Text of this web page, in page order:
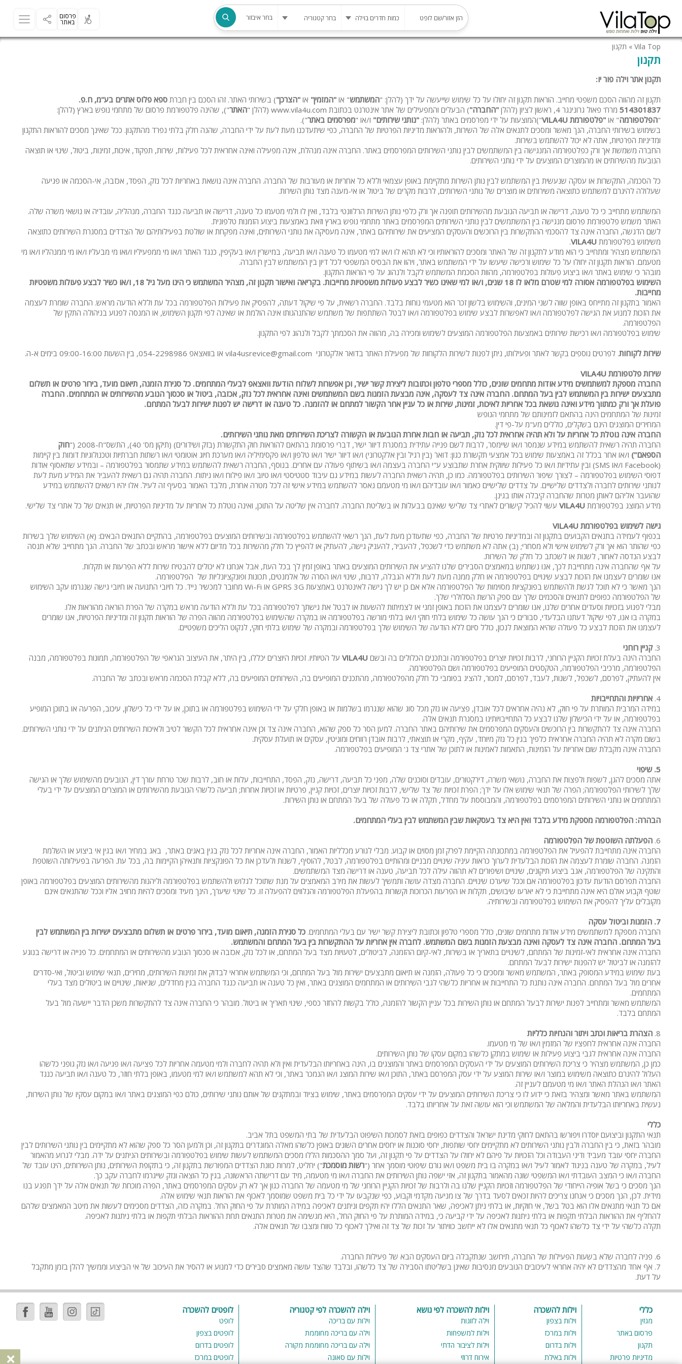
פרסום
באתר
בחר איבזור
בריכה מחוממת
פינת מנגל
סאונה
שולחן סנוקר
פלייסטיישן
Xbox
ארוחת בוקר
שולחן פוקר
מקרן
מסך lcd
מרפסת
משפחות
גדולות
מיטה זוגית
פינת אוכל
wifi
מחירים
בזול
בתי נופש
שולחן פול
הוקי אוויר
שף
נוף
לרכב חשמלי
Vila Top
» תקנון
תקנון
תקנון אתר וילה פור יו:
תקנון זה מהווה הסכם משפטי מחייב. הוראות תקנון זה יחולו על כל שימוש שייעשה על ידך (להלן: "המשתמש" או "המזמין" או "הצרכן") בשירותי האתר. זהו הסכם בין חברת ספא פלוס אתרים בע"מ, ח.פ.
514301837 מרח' פאול גרונינגר 4, ראשון לציון (להלן "החברה") הבעלים והמפעילים של אתר אינטרנט בכתובת www.vila4u.com (להלן " האתר"), שהינה פלטפורמת פרסום של מתחמי נופש בארץ (להלן:
"הפלטפורמה" או "פלטפורמת VILA4U")המוצעות על ידי מפרסמים באתר (להלן: "נותני שירותים" ו/או "מפרסמים באתר").
בשימוש בשירותי החברה, הנך מאשר ומסכים לתנאים אלה של השירות, ולהוראות מדיניות הפרטיות של החברה, כפי שיתעדכנו מעת לעת על ידי החברה, שהנה חלק בלתי נפרד מהתקנון. ככל שאינך מסכים להוראות התקנון
ומדיניות הפרטיות, אתה לא יכול להשתמש בשירות.
החברה משמשת אך ורק כפלטפורמה המנגישה בין המשתמשים לבין נותני השירותים המפרסמים באתר. החברה אינה מנהלת, אינה מפעילה ואינה אחראית לכל פעילות, שירות, תפקוד, איכות, זמינות, ביטול, שינוי או תוצאה
הנובעת מהשירותים או מהמוצרים המוצעים על ידי נותני השירותים.
כל הסכמה, התקשרות או עסקה שנעשית בין המשתמש לבין נותן השירות מתקיימת באופן עצמאי וללא כל אחריות או מעורבות של החברה. החברה אינה נושאת באחריות לכל נזק, הפסד, אכזבה, אי-הסכמה או פגיעה
שעלולה להיגרם למשתמש כתוצאה משירותים או מוצרים של נותני השירותים, לרבות מקרים של ביטול או אי-מענה מצד נותן השירות.
המשתמש מתחייב כי כל טענה, דרישה או תביעה הנובעת מהשירותים תופנה אך ורק כלפי נותן השירות הרלוונטי בלבד, ואין לו ולמי מטעמו כל טענה, דרישה או תביעה כנגד החברה, מנהליה, עובדיה או נושאי משרה שלה.
האתר משמש פלטפורמת פרסום מנגישה בין המשתמשים לבין נותני השירותים המפרסמים באתר מתחמי נופש בארץ וזאת באמצעות ביצוע הזמנות טלפונית.
לשם הדגשה, החברה אינה צד להסכמי ההתקשרות בין הרוכשים והעסקים המציעים את שירותיהם באתר, אינה מעסיקה את נותני השירותים, ואינה מפקחת או שולטת בפעילותיהם של הצדדים במסגרת השירותים כתוצאה
משימוש בפלטפורמת VILA4U
.
המשתמש מצהיר ומתחייב כי הוא מודע לתקנון זה של האתר ומסכים להוראותיו וכי לא תהא לו ו/או למי מטעמו כל טענה ו/או תביעה, במישרין ו/או בעקיפין, כנגד האתר ו/או מי ממפעיליו ו/ואו מי מבעליו ו/או מי ממנהליו ו/או מי
מטעמם. הוראות תקנון זה יחולו על כל שימוש ורכישה שיעשו על ידי המשתמש באתר, ויהוו את הבסיס המשפטי לכל דיון בין המשתמש לבין החברה.
מובהר כי שימוש באתר ו/או ביצוע פעולות בפלטפורמה, מהוות הסכמת המשתמש לקבל ולנהוג על פי הוראות התקנון.
השימוש בפלטפורמה אסורה למי שטרם מלאו לו 18 שנים, ו/או למי שאינו כשיר לבצע פעולות משפטיות מחייבות. בקריאה ואישור תקנון זה, מצהיר המשתמש כי הינו מעל גיל 18, ו/או כשיר לבצע פעולות משפטיות
מחייבות.
האמור בתקנון זה מתייחס באופן שווה לשני המינים, והשימוש בלשון זכר הוא מטעמי נוחות בלבד. החברה רשאית, על פי שיקול דעתה, להפסיק את פעילות הפלטפורמה בכל עת וללא הודעה מראש. החברה שומרת לעצמה
את הזכות למנוע את הגישה לפלטפורמה ו/או לאפשרות לבצע שימוש בפלטפורמה ו/או לבטל השתתפות של משתמש שהתנהגותו אינה הולמת או שאינה לפי תקנון השימוש, או המנסה לפגוע בניהולה התקין של
הפלטפורמה.
שימוש בפלטפורמה ו/או רכישת שירותים באמצעות הפלטפורמה המוצעים לשימוש ומכירה בה, מהווה את הסכמתך לקבל ולנהוג לפי התקנון.
שירות לקוחות. לפרטים נוספים בקשר לאתר ופעילותו, ניתן לפנות לשירות הלקוחות של מפעילת האתר בדואר אלקטרוני vila4usrevice@gmail.com או בוואצאפ 054-2298986, בין השעות 09:00-16:00 בימים א-ה.
שירות פלטפורמת VILA4U
החברה מספקת למשתמשים מידע אודות מתחמים שונים, כולל מספרי טלפון וכתובות ליצירת קשר ישיר, וכן אפשרות לשלוח הודעת וואצאפ לבעלי המתחמים. כל סגירת הזמנה, תיאום מועד, בירור פרטים או תשלום
מתבצעים ישירות בין המשתמש לבין בעל המתחם. החברה אינה צד לעסקה, אינה מבצעת הזמנות בשם המשתמשים ואינה אחראית לכל נזק, אכזבה, ביטול או סכסוך הנובע מהשירותים או המתחמים. החברה
פועלת אך ורק כמתווך מידע ואינה נושאת בכל אחריות לאיכות, זמינות, שירות או כל עניין אחר הקשור למתחם או להזמנה. כל טענה או דרישה יש לפנות ישירות לבעל המתחם.
זמינות של המתחמים הינה בהתאם לזמינותם של מתחמי הנופש
המחירים המוצגים הינם בשקלים, כוללים מע"מ על-פי דין.
החברה אינה נוטלת כל אחריות על ולא תהיה אחראית לכל נזק, תביעה או חבות אחרת הנובעת או הקשורה לצריכת השירותים מאת נותני השירותים.
החברה תהיה רשאית להשתמש במידע שנמסר ו/או שיימסר, לרבות לשם פנייה עתידית במסגרת דיוור ישיר, דברי פרסומת בהתאם להוראות חוק התקשורת (בזק ושידורים) (תיקון מס' 40), התשס"ח-2008 ("
חוק
הספאם") ו/או אחר בכלל זה באמצעות שימוש בכל אמצעי תקשורת כגון: דואר (בין רגיל ובין אלקטרוני) ו/או דיוור ישיר ו/או טלפון ו/או פקסימיליה ו/או מערכת חיוג אוטומטי ו/או רשתות חברתיות וטכנולוגיות דומות בין קיימות
(Facebook ו/או SMS) ובין עתידיות ו/או כל פעילות שיווקית אחרת שתבוצע ע"י החברה בעצמה ו/או בשיתוף פעולה עם אחרים. בנוסף, החברה רשאית להשתמש במידע שתמסור בפלטפורמה – ובמידע שתאסוף אודות
דפוסי השימוש בפלטפורמה – לצורך שיפור השירותים בפלטפורמה. כמו כן, תהיה רשאית החברה לעשות במידע גם עיבוד סטטיסטי ו/או טיוב ו/או פילוח ו/או ניתוח. החברה תהיה גם רשאית להעביר את המידע מעת לעת
לנותני שירותים לחברה ולצדדים שלישיים. על צדדים שלישיים כאמור ו/או עובדיהם ו/או מי מטעמם נאסר להשתמש במידע אישי זה לכל מטרה אחרת, מלבד האמור בסעיף זה לעיל. אלו יהיו רשאים להשתמש במידע
שהועבר אליהם לאותן מטרות שהחברה קיבלה אותו בגינן.
מידע המוצג בפלטפורמת VILA4U עשוי להכיל קישורים לאתרי צד שלישי שאינם בבעלות או בשליטת החברה. לחברה אין שליטה על התוכן, ואינה נוטלת כל אחריות על מדיניות הפרטיות, או תנאים של כל אתרי צד שלישי.
גישה לשימוש בפלטפורמת VILA4U
בכפוף לעמידה בתנאים הקבועים בתקנון זה ובמדיניות פרטיות של החברה, כפי שתעודכן מעת לעת, הנך רשאי להשתמש בפלטפורמה ובשירותים המוצעים בפלטפורמה, בהתקיים התנאים הבאים: (א) השימוש שלך בשירות
כפי שהותר הוא אך ורק לשימוש אישי ולא מסחרי; (ב) אתה לא משתמש כדי לשכפל, להעביר, להעניק גישה, להעתיק או להפיץ כל חלק מהשירות בכל מדיום ללא אישור מראש ובכתב של החברה. הנך מתחייב שלא תנסה
לבצע הנדסה לאחור, לשנות או לשכתב כל חלק של השירות.
על אף שהחברה אינה מתחייבת לכך, אנו נשתמש במאמצים הסבירים שלנו להציע את השירותים המוצעים באתר באופן זמין לך בכל העת, אבל אנחנו לא יכולים להבטיח שירות ללא הפרעות או תקלות.
אנו שומרים לעצמנו את הזכות לבצע שינויים בפלטפורמה או חלק ממנה מעת לעת וללא הגבלה, לרבות, שינוי ו/או הסרה של אלמנטים, תכונות ופונקציונליות של הפלטפורמה.
הנך מאשר כי לא תוכל לגשת ולהשתמש בפונקציות מסוימות של הפלטפורמה אלא אם כן יש לך גישה לאינטרנט באמצעות GPRS 3G או Wi-Fi מחובר למכשיר נייד. כל חיובי התנועה או חיובי גישה שנגרמו עקב השימוש
של הפלטפורמה כפופים לתנאים והסכמים שלך עם ספק הרשת הסלולרי שלך.
מבלי לפגוע בזכויות וסעדים אחרים שלנו, אנו שומרים לעצמנו את הזכות באופן זמני או לצמיתות להשעות או לבטל את גישתך לפלטפורמה בכל עת וללא הודעה מראש במקרה של הפרת הוראה מהוראות אלו.
במקרה בו אנו, לפי שיקול דעתנו הבלעדי, סבורים כי הנך עושה כל שימוש בלתי חוקי ו/או בלתי מורשה בפלטפורמה או במקרה שהשימוש בפלטפורמה מהווה הפרה של הוראות תקנון זה ומדיניות הפרטיות, אנו שומרים
לעצמנו את הזכות לבצע כל פעולה שהיא המוצאת לנכון, כולל סיום ללא הודעה של השימוש שלך בפלטפורמה ובמקרה של שימוש בלתי חוקי, לנקוט הליכים משפטיים.
3. קניין רוחני
החברה הינה בעלת זכויות הקניין הרוחני, לרבות זכויות יוצרים בפלטפורמה ובתכנים הכלולים בה ובשם VILA4U על הטיותיו. זכויות היוצרים יכללו, בין היתר, את העיצוב הגראפי של הפלטפורמה, תמונות בפלטפורמה, מבנה
הפלטפורמה, מרכיבי הפלטפורמה, הטקסטים המופיעים בפלטפורמה ושם הפלטפורמה.
אין להעתיק, לפרסם, לשכפל, לשנות, לעבד, לפרסם, למכור, להציג בפומבי כל חלק מהפלטפורמה, מהתכנים המופיעים בה, השירותים המופיעים בה, ללא קבלת הסכמה מראש ובכתב של החברה.
4. אחריויות והתחייבויות
במידה המרבית המותרת על פי חוק, לא נהיה אחראים לכל אובדן, פציעה או נזק מכל סוג שהוא שנגרמו בשלמות או באופן חלקי על ידי השימוש בפלטפורמה או בתוכן, או על ידי כל כישלון, עיכוב, הפרעה או בתוכן המופיע
בפלטפורמה, או על ידי הכישלון שלנו לבצע כל התחייבויותינו במסגרת תנאים אלה.
החברה אינה צד להתקשרות בין הרוכשים והעסקים המפרסמים את שירותיהם באתר החברה. למען הסר כל ספק שהוא, החברה אינה צד וכן אינה אחראית לכל הקשור לטיב ולאיכות השירותים הניתנים על ידי נותני השירותים.
בשום מקרה לא תהיה החברה אחראית כלפיך בגין כל נזק מיוחד, עקיף, מקרי או תוצאתי, לרבות אובדן רווחים ומוניטין, עסקים או תועלת עסקית.
החברה אינה מקבלת שום אחריות על הזמינות, התאמות לאמינות או לתוכן של אתרי צד ג' המופיעים בפלטפורמה.
5. שיפוי
אתה מסכים להגן, לשפות ולפצות את החברה, נושאי משרה, דירקטורים, עובדים וסוכנים שלה, מפני כל תביעה, דרישה, נזק, הפסד, התחייבות, עלות או חוב, לרבות שכר טרחת עורך דין, הנובעים מהשימוש שלך או הגישה
שלך לשירותי הפלטפורמה; הפרה של תנאי שימוש אלו על ידך; הפרת זכויות של צד שלישי, לרבות זכויות יוצרים, זכויות קניין, פרטיות או זכויות אחרות; תביעה כלשהי הנובעת מהשירותים או המוצרים המוצעים על ידי בעלי
המתחמים או נותני השירותים המפרסמים בפלטפורמה, והמבוססת על מחדל, תקלה או כל פעולה של בעל המתחם או נותן השירות.
הבהרה: הפלטפורמה מספקת מידע בלבד ואין היא צד בעסקאות שבין המשתמש לבין בעלי המתחמים.
6. הפעלתה השוטפת של הפלטפורמה
החברה אינה מתחייבת להפעיל את הפלטפורמה במתכונתה הקיימת לפרק זמן מסוים או קבוע. מבלי לגורע מכלליות האמור, החברה אינה אחריות לכל נזק בגין באגים באתר, באג במחיר ו/או בגין אי ביצוע או השלמת
הזמנה. החברה שומרת לעצמה את הזכות הבלעדית לערוך כראות עיניה שינויים מבניים ומהותיים בפלטפורמה, לבטל, להוסיף, לשנות ולעדכן את כל הפונקציות ותנאיהן הקיימות בה, בכל עת. הפרעה בפעילותה השוטפת
והתקינה של הפלטפורמה, אגב ביצוע תיקונים, שינויים ושיפורים לא תהווה עילה לכל תביעה, טענה או דרישה מצד המשתמשים.
החברה תפרסם הודעת עדכון בפלטפורמה אם וככל שיערכו שינויים. החברה מצדה עושה ותמשיך לעשות את מירב המאמצים על מנת שתוכל לגלוש ולהשתמש בפלטפורמה וליהנות מהשירותים המוצעים בפלטפורמה באופן
שוטף וקבוע אולם היא אינה מתחייבת כי לא יארעו שיבושים, תקלות או הפרעות הכרוכות וקשורות בהפעלת הפלטפורמה והנלווים להפעלה זו. כל שינוי שיערך, הינך מעיד ומסכים להיות מחויב אליו וככל שהתנאים אינם
מקובלים עליך להפסיק את השימוש בפלטפורמה ובשירותיה.
7. הזמנות וביטול עסקה
החברה מספקת למשתמשים מידע אודות מתחמים שונים, כולל מספרי טלפון וכתובת ליצירת קשר ישיר עם בעלי המתחמים. כל סגירת הזמנה, תיאום מועד, בירור פרטים או תשלום מתבצעים ישירות בין המשתמש לבין
בעל המתחם. החברה אינה צד לעסקה ואינה מבצעת הזמנות בשם המשתמש. לחברה אין אחריות על ההתקשרות בין בעל המתחם והמשתמש.
החברה אינה אחראית לאי-זמינות של המתחם, לשינויים בתאריך או בשירות, לאי-קיום ההזמנה, לביטולים, לטעויות מצד בעל המתחם, או לכל נזק, אכזבה או סכסוך הנובע מהשירותים או המתחמים. כל פנייה או דרישה בנוגע
להזמנה או לביטול יש להפנות ישירות לבעל המתחם.
בעת שימוש במידע המסופק באתר, המשתמש מאשר ומסכים כי כל פעולה, הזמנה או תיאום מתבצעים ישירות מול בעל המתחם, וכי המשתמש אחראי לבדוק את זמינות השירותים, מחירים, תנאי שימוש וביטול, ואי-סדרים
אחרים מול בעל המתחם. החברה אינה נותנת כל התחייבות או אחריות כלשהי לגבי השירותים או המתחמים המוצגים באתר, ואין כל טענה או תביעה כנגד החברה בגין מחדלים, שגיאות, שינויים או ביטולים מצד בעלי
המתחמים.
המשתמש מאשר ומתחייב לפנות ישירות לבעל המתחם או נותן השירות בכל עניין הקשור להזמנה, כולל בקשות להחזר כספי, שינוי תאריך או ביטול. מובהר כי החברה אינה צד להתקשרות משכן הדבר יישעה מול בעל
המתחם בלבד.
8. הצהרת בריאות וכתב ויתור והנחיות כלליות
החברה אינה אחראית לחפציו של המזמין ו/או של מי מטעמו.
החברה אינה אחראית לגבי ביצוע פעילות או שימוש במתקן כלשהו במקום עסקו של נותן השירותים.
כמן כן, המשתמש מצהיר כי צריכת השירותים המוצעים על ידי העסקים המפרסמים באתר והמוצגים בו, הינה באחריותו הבלעדית ואין ולא תהיה לחברה ולמי מטעמה אחריות לכל פציעה ו/או פגיעה ו/או נזק גופני כלשהו
העלול להיגרם כתוצאה משימוש במוצר ו/או שירות המוצע על ידי עסק המפרסם באתר, התוכן ו/או שירות המוצג ו/או הנמכר באתר, וכי לא תהא למשתמש ו/או למי מטעמו, באופן בלתי חוזר, כל טענה ו/או תביעה כנגד
האתר ו/או הנהלת האתר ו/או מי מטעמם לעניין זה.
המשתמש באתר מאשר ומצהיר בזאת כי ידוע לו כי צריכת השירותים המוצעים על ידי עסקים המפרסמים באתר, שימוש בציוד ובמתקנים של אותם נותני שירותים, כולם כפי המוצגים באתר ו/או במקום עסקיו של נותן השירות,
נעשית באחריותו הבלעדית והמלאה של המשתמש וכי הוא עושה זאת על אחריותו בלבד.
כללי
תנאי התקנון וביצועם יוסדרו ויפורשו בהתאם לחוקי מדינת ישראל והצדדים כפופים בזאת לסמכות השיפוט הבלעדית של בתי המשפט בתל אביב.
מובהר בזאת, כי בין החברה ולבין נותני השירותים לא מתקיימים יחסי שותפות, יחסי סוכנות או יחסים אחרים השונים באופן כלשהו מאלה המוגדרים בתקנון זה, וכן ולמען הסר כל ספק שהוא לא מתקיימים בין נותני השירותים לבין
החברה יחסי עובד מעביד ודיני העבודה וכל הזכויות על פיהם לא יחולו על הצדדים על פי תקנון זה, ועל סמך ההסכמות הללו מסכים המשתמש לעשות שימוש בפלטפורמה ובשירותים הניתנים על ידה. מבלי לגרוע מהאמור
לעיל, במקרה של טענה בניגוד לאמור לעיל ו/או במקרה בו בית משפט ו/או גורם שיפוטי מוסמך אחר ("רשות מוסמכת") יחליט, למרות כוונת הצדדים המפורשת בתקנון זה, כי בתקופת השירותים, נותן השירותים, הינו עובד של
החברה ו/או כי המצב העובדתי ו/או המשפטי שונה מהאמור בתקנון זה, אזי ישפה נותן השירותים את החברה ו/או מי מטעמה, מיד עם דרישתה הראשונה, בגין כל הוצאה ונזק שייגרמו לחברה עקב כך.
הנך מסכים כי בשל אופיה הייחודי של הפלטפורמה וזכויות הקניין שלנו בה ולרבות של זכויות הקניין הרוחני של מי מטעמה של החברה כגון אך לא רק עסקים המפרסמים באתר, הפרה מוכחת של תנאים אלה על ידך תפגע בנו
מידית. לכן, הנך מסכים כי אנחנו צריכים להיות זכאים לסעד בדרך של צו מניעה מקדמי וקבוע, כפי שנקבעו על ידי כל בית משפט שמוסמך לאכוף את הוראות תנאי שימוש אלה.
אם כל תנאי מתנאים אלו הוא בטל בשל, אי חוקיות, או בלתי ניתן לאכיפה, שאר התנאים הללו יהיו תקפים וניתנים לאכיפה במידה המותרת על פי החוק החל. במקרה כזה, הצדדים מסכימים לעשות את מיטב המאמצים שלהם
להחליף את ההוראות הבלתי תקפות או בלתי ניתנות לאכיפה על ידי קביעה כי, במידה המותרת על פי החוק החל, היא מגשימה את מטרות התנאים תחת ההוראות הבלתי תקפות או בלתי ניתנות לאכיפה.
תקלה כלשהי על ידי צד כלשהו לאכוף כל תנאי מתנאים אלו לא ייחשב כוויתור על זכות של צד זה ואילך לאכוף כל טווח ומצבו של תנאים אלה.
6. פניה לחברה שלא בשעות הפעילות של החברה, תיחשב שנתקבלה ביום העסקים הבא של פעילות החברה.
7. אף אחד מהצדדים לא יהיה אחראי לעיכובים הנובעים מנסיבות שאינן בשליטתו הסבירה של צד כלשהו, ובלבד שהצד עושה מאמצים סבירים כדי למנוע או להסיר את העיכוב של אי הביצוע וממשיך להלן בזמן מתקבל
על דעת.
כללי
מגזין
פרסום באתר
תקנון
מדיניות פרטיות
וילות להשכרה
וילות בצפון
וילות במרכז
וילות בדרום
וילות באילת
וילות להשכרה לפי נושא
וילה לזוגות
וילות למשפחות
וילות לציבור הדתי
אירוח דרוזי
וילה להשכרה לפי קטגוריה
וילות עם בריכה
וילה עם בריכה מחוממת
וילה עם בריכה מחוממת מקורה
וילות עם סאונה
לופטים להשכרה
לופט
לופטים בצפון
לופטים בדרום
לופטים במרכז
×